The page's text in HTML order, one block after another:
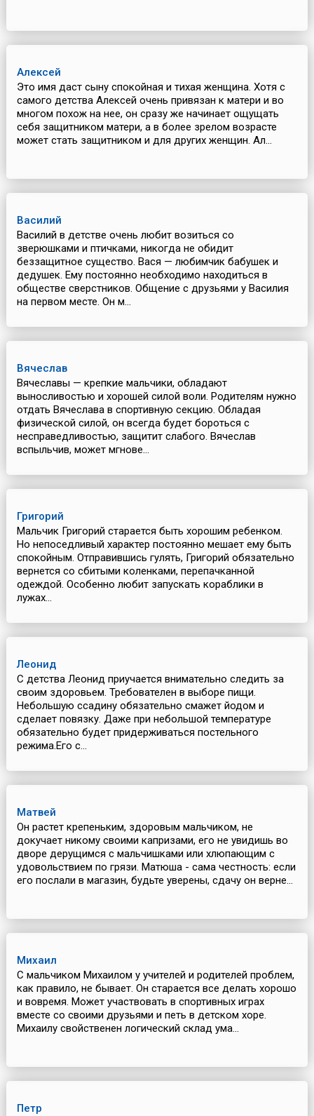
Алексей
Это имя даст сыну спокойная и тихая женщина. Хотя с
самого детства Алексей очень привязан к матери и во
многом похож на нее, он сразу же начинает ощущать
себя защитником матери, а в более зрелом возрасте
может стать защитником и для других женщин. Ал...
Василий
Василий в детстве очень любит возиться со
зверюшками и птичками, никогда не обидит
беззащитное существо. Вася — любимчик бабушек и
дедушек. Ему постоянно необходимо находиться в
обществе сверстников. Общение с друзьями у Василия
на первом месте. Он м...
Вячеслав
Вячеславы — крепкие мальчики, обладают
выносливостью и хорошей силой воли. Родителям нужно
отдать Вячеслава в спортивную секцию. Обладая
физической силой, он всегда будет бороться с
несправедливостью, защитит слабого. Вячеслав
вспыльчив, может мгнове...
Григорий
Мальчик Григорий старается быть хорошим ребенком.
Но непоседливый характер постоянно мешает ему быть
спокойным. Отправившись гулять, Григорий обязательно
вернется со сбитыми коленками, перепачканной
одеждой. Особенно любит запускать кораблики в
лужах...
Леонид
С детства Леонид приучается внимательно следить за
своим здоровьем. Требователен в выборе пищи.
Небольшую ссадину обязательно смажет йодом и
сделает повязку. Даже при небольшой температуре
обязательно будет придерживаться постельного
режима.Его с...
Матвей
Он растет крепеньким, здоровым мальчиком, не
докучает никому своими капризами, его не увидишь во
дворе дерущимся с мальчишками или хлюпающим с
удовольствием по грязи. Матюша - сама честность: если
его послали в магазин, будьте уверены, сдачу он верне...
Михаил
С мальчиком Михаилом у учителей и родителей проблем,
как правило, не бывает. Он старается все делать хорошо
и вовремя. Может участвовать в спортивных играх
вместе со своими друзьями и петь в детском хоре.
Михаилу свойственен логический склад ума...
Петр